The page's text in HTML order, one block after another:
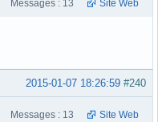
Messages : 13 Site Web
#240
2015-01-07 18:26:59
Messages : 13 Site Web